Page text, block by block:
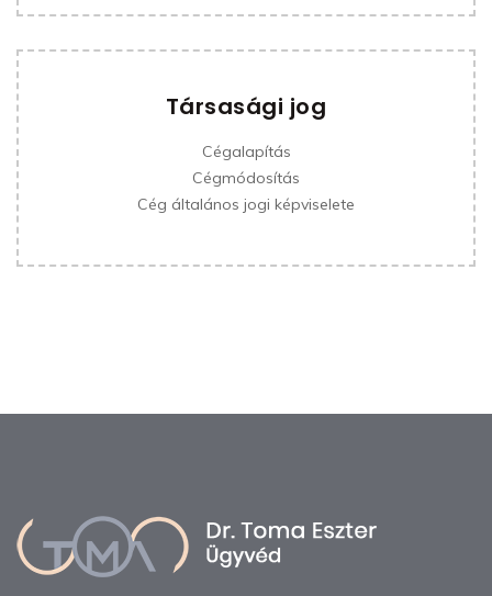
Társasági jog
Cégalapítás
Cégmódosítás
Cég általános jogi képviselete